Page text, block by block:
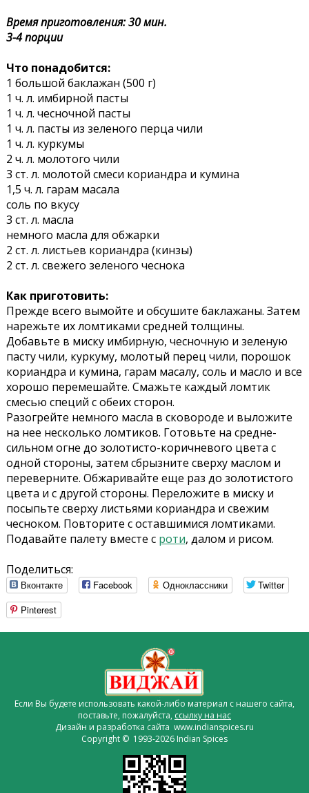
Время приготовления: 30 мин.
3-4 порции
Что понадобится:
1 большой баклажан (500 г)
1 ч. л. имбирной пасты
1 ч. л. чесночной пасты
1 ч. л. пасты из зеленого перца чили
1 ч. л. куркумы
2 ч. л. молотого чили
3 ст. л. молотой смеси кориандра и кумина
1,5 ч. л. гарам масала
соль по вкусу
3 ст. л. масла
немного масла для обжарки
2 ст. л. листьев кориандра (кинзы)
2 ст. л. свежего зеленого чеснока
Как приготовить:
Прежде всего вымойте и обсушите баклажаны. Затем
нарежьте их ломтиками средней толщины.
Добавьте в миску имбирную, чесночную и зеленую
пасту чили, куркуму, молотый перец чили, порошок
кориандра и кумина, гарам масалу, соль и масло и все
хорошо перемешайте. Смажьте каждый ломтик
смесью специй с обеих сторон.
Разогрейте немного масла в сковороде и выложите
на нее несколько ломтиков. Готовьте на средне-
сильном огне до золотисто-коричневого цвета с
одной стороны, затем сбрызните сверху маслом и
переверните. Обжаривайте еще раз до золотистого
цвета и с другой стороны. Переложите в миску и
посыпьте сверху листьями кориандра и свежим
чесноком. Повторите с оставшимися ломтиками.
Подавайте палету вместе с роти, далом и рисом.
Поделиться:
Вконтакте Facebook Одноклассники
Twitter
Pinterest
Если Вы будете использовать какой-либо материал с нашего сайта,
поставьте, пожалуйста, ссылку на нас
Дизайн и разработка сайта www.indianspices.ru
Copyright © 1993-2026 Indian Spices